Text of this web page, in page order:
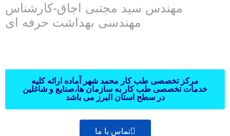
مهندس سید مجتبی اجاق-کارشناس
مهندسی بهداشت حرفه ای
مرکز تخصصی طب کار محمد شهر آماده ارائه کلیه
خدمات تخصصی طب کار به سازمان ها،صنایع و شاغلین
در سطح استان البرز می باشد
تماس با ما